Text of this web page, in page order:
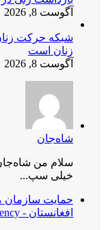
آگوست 8, 2026
زنان است
آگوست 8, 2026
شاه‌جان
سلام من
خیلی سپ...
افغانستان - Afghanistan Women's News Agency